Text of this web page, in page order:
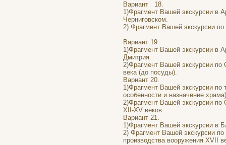
Вариант 18.
1)Фрагмент Вашей экскурсии в
Черниговском.
2) Фрагмент Вашей экскурсии
Вариант 19.
1)Фрагмент Вашей экскурсии в
Дмитрия.
2)Фрагмент Вашей экскурсии
века (до посуды).
Вариант 20.
1)Фрагмент Вашей экскурсии по
особенности и назначение
2)Фрагмент Вашей экскурсии по
XII-XV веков.
Вариант 21.
1)Фрагмент Вашей экскурсии в
2) Фрагмент Вашей экскурсии
производства вооружения XVII